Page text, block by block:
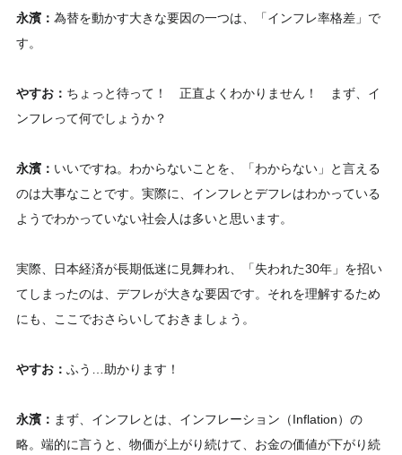
永濱： 為替を動かす大きな要因の一つは、「インフレ率格差」で
す。
やすお： ちょっと待って！ 正直よくわかりません！ まず、イ
ンフレって何でしょうか？
永濱： いいですね。わからないことを、「わからない」と言える
のは大事なことです。実際に、インフレとデフレはわかっている
ようでわかっていない社会人は多いと思います。
実際、日本経済が長期低迷に見舞われ、「失われた30年」を招い
てしまったのは、デフレが大きな要因です。それを理解するため
にも、ここでおさらいしておきましょう。
やすお： ふう…助かります！
永濱： まず、インフレとは、インフレーション（Inflation）の
略。端的に言うと、物価が上がり続けて、お金の価値が下がり続